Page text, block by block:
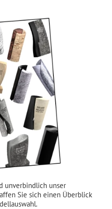
unverbindlich unser
Sie sich einen Überblick